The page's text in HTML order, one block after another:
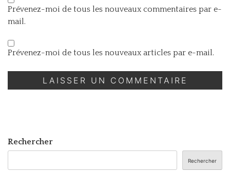
Prévenez-moi de tous les nouveaux commentaires par e-
mail.
Prévenez-moi de tous les nouveaux articles par e-mail.
Rechercher
Rechercher